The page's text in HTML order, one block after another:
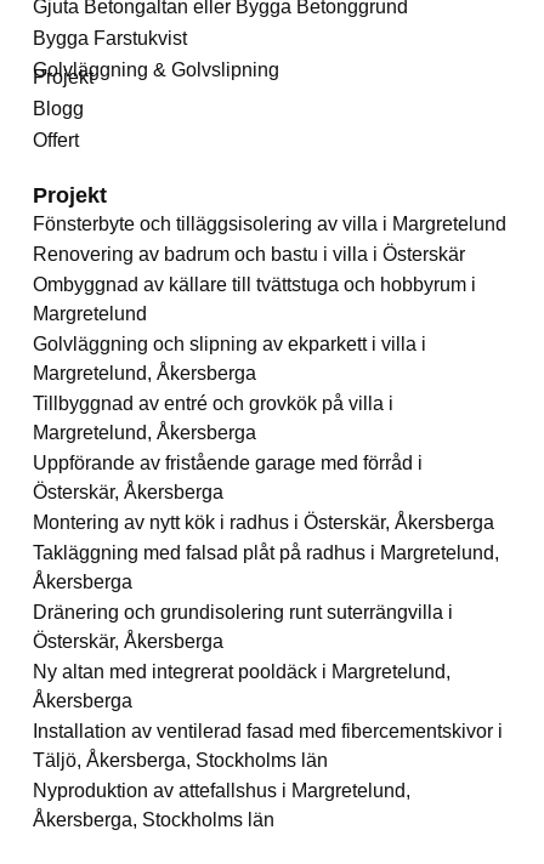
Gjuta Betongaltan eller Bygga Betonggrund
Bygga Farstukvist
Golvläggning & Golvslipning
Projekt
Blogg
Offert
Projekt
Fönsterbyte och tilläggsisolering av villa i Margretelund
Renovering av badrum och bastu i villa i Österskär
Ombyggnad av källare till tvättstuga och hobbyrum i
Margretelund
Golvläggning och slipning av ekparkett i villa i
Margretelund, Åkersberga
Tillbyggnad av entré och grovkök på villa i
Margretelund, Åkersberga
Uppförande av fristående garage med förråd i
Österskär, Åkersberga
Montering av nytt kök i radhus i Österskär, Åkersberga
Takläggning med falsad plåt på radhus i Margretelund,
Åkersberga
Dränering och grundisolering runt suterrängvilla i
Österskär, Åkersberga
Ny altan med integrerat pooldäck i Margretelund,
Åkersberga
Installation av ventilerad fasad med fibercementskivor i
Täljö, Åkersberga, Stockholms län
Nyproduktion av attefallshus i Margretelund,
Åkersberga, Stockholms län